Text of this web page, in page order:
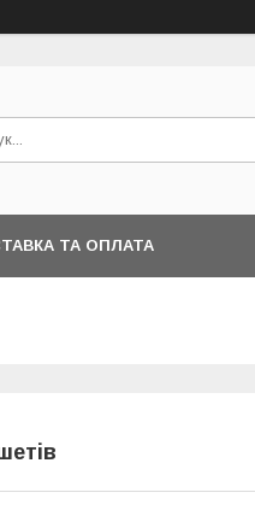
ТА ОПЛАТА